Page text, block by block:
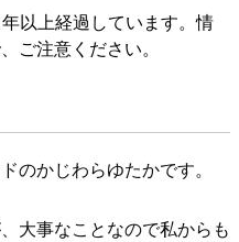
以上経過しています。情
ご注意ください。
のかじわらゆたかです。
大事なことなので私からも